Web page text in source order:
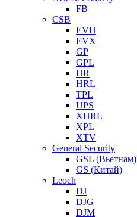
FB
CSB
EVH
EVX
GP
GPL
HR
HRL
TPL
UPS
XHRL
XPL
XTV
General Security
GSL (Вьетнам)
GS (Китай)
Leoch
DJ
DJG
DJM